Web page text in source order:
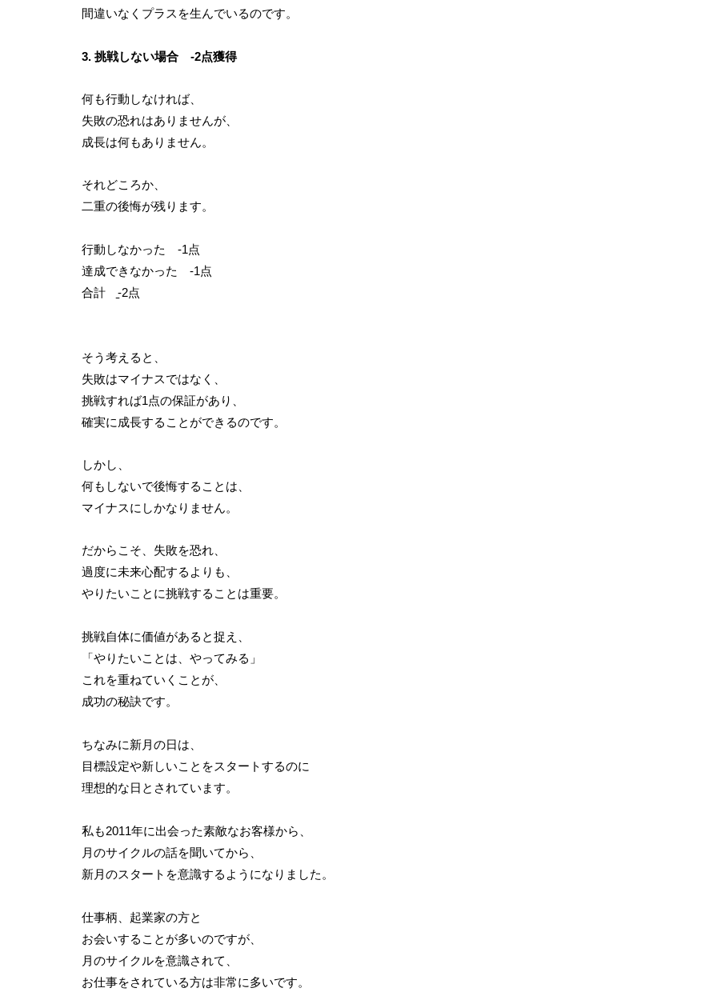
間違いなくプラスを生んでいるのです。
3. 挑戦しない場合 -2点獲得
何も行動しなければ、
失敗の恐れはありませんが、
成長は何もありません。
それどころか、
二重の後悔が残ります。
行動しなかった -1点
達成できなかった -1点
合計 ̠-2点
そう考えると、
失敗はマイナスではなく、
挑戦すれば1点の保証があり、
確実に成長することができるのです。
しかし、
何もしないで後悔することは、
マイナスにしかなりません。
だからこそ、失敗を恐れ、
過度に未来心配するよりも、
やりたいことに挑戦することは重要。
挑戦自体に価値があると捉え、
「やりたいことは、やってみる」
これを重ねていくことが、
成功の秘訣です。
ちなみに新月の日は、
目標設定や新しいことをスタートするのに
理想的な日とされています。
私も2011年に出会った素敵なお客様から、
月のサイクルの話を聞いてから、
新月のスタートを意識するようになりました。
仕事柄、起業家の方と
お会いすることが多いのですが、
月のサイクルを意識されて、
お仕事をされている方は非常に多いです。